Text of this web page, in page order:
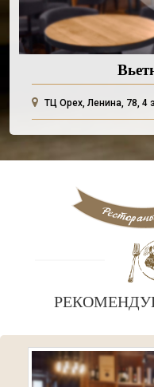
ТЦ Орех, Ленина, 78, 4